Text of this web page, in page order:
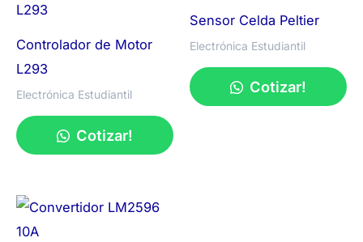
Controlador de Motor
L293
Electrónica Estudiantil
Cotizar!
Sensor Celda Peltier
Electrónica Estudiantil
Cotizar!